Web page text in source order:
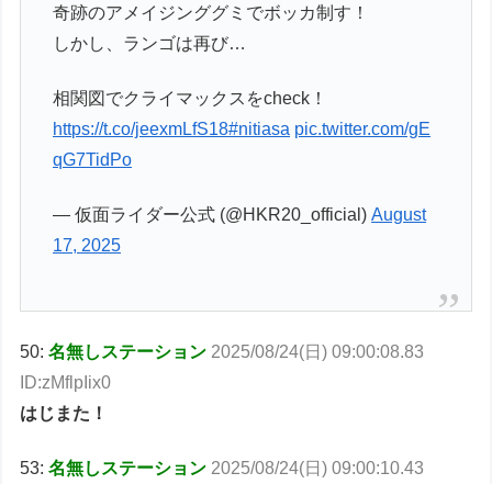
奇跡のアメイジンググミでボッカ制す！
しかし、ランゴは再び…
相関図でクライマックスをcheck！
https://t.co/jeexmLfS18#nitiasa pic.twitter.com/gE
qG7TidPo
— 仮面ライダー公式 (@HKR20_official)August
17, 2025
50:名無しステーション 2025/08/24(日) 09:00:08.83
ID:zMflpIix0
はじまた！
53:名無しステーション 2025/08/24(日) 09:00:10.43